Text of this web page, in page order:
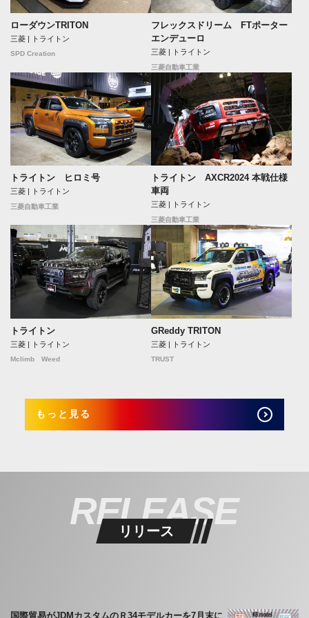
ローダウンTRITON
三菱 | トライトン
SPD Creation
フレックスドリーム FTポーター
エンデューロ
三菱 | トライトン
三菱自動車工業
トライトン ヒロミ号
三菱 | トライトン
三菱自動車工業
トライトン AXCR2024 本戦仕様
車両
三菱 | トライトン
三菱自動車工業
トライトン
三菱 | トライトン
Mclimb Weed
GReddy TRITON
三菱 | トライトン
TRUST
もっと見る
RELEASE
リリース
国際貿易がJDMカスタムのＲ34モデルカーを7月末に